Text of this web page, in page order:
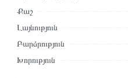
Քաշ
Լայնություն
Բարձրություն
Խորություն